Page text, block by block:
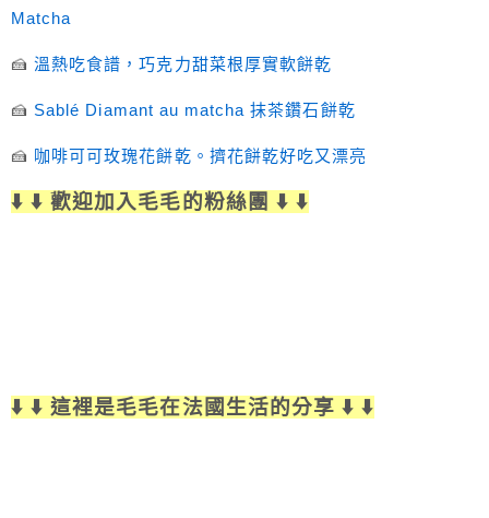
Matcha
🍰溫熱吃食譜，巧克力甜菜根厚實軟餅乾
🍰 Sablé Diamant au matcha 抹茶鑽石餅乾
🍰 咖啡可可玫瑰花餅乾。擠花餅乾好吃又漂亮
⬇️ ⬇️ 歡迎加入毛毛的粉絲團 ⬇️ ⬇️
⬇️ ⬇️ 這裡是毛毛在法國生活的分享 ⬇️ ⬇️